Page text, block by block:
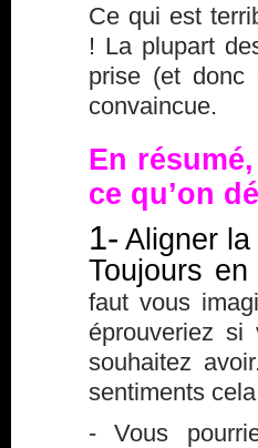
Ce qui est
! La plupart
prise (et donc
convaincue.
En
ce qu’on
1- Aligner
Toujours
faut vous
éprouveriez si
souhaitez
sentiments
- Vous